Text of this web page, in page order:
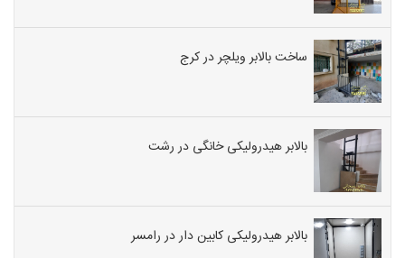
ساخت بالابر ویلچر در کرج
بالابر هیدرولیکی خانگی در رشت
بالابر هیدرولیکی کابین دار در رامسر